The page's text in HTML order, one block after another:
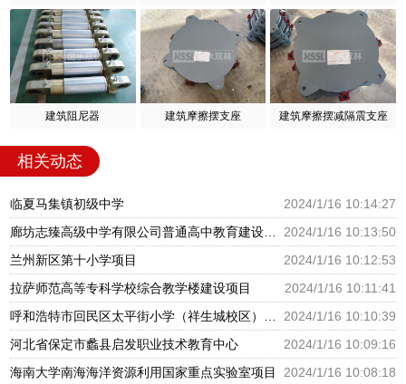
建筑阻尼器 建筑摩擦摆支座 建筑摩擦摆减隔震支座
相关动态
临夏马集镇初级中学
2024/1/16 10:14:27
2024/1/16 10:13:50
兰州新区第十小学项目
2024/1/16 10:12:53
拉萨师范高等专科学校综合教学楼建设项目
2024/1/16 10:11:41
2024/1/16 10:10:39
河北省保定市蠡县启发职业技术教育中心
2024/1/16 10:09:16
海南大学南海海洋资源利用国家重点实验室项目
2024/1/16 10:08:18